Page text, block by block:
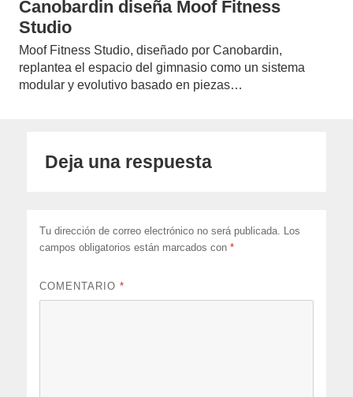
Canobardin diseña Moof Fitness
Studio
Moof Fitness Studio, diseñado por Canobardin,
replantea el espacio del gimnasio como un sistema
modular y evolutivo basado en piezas…
Deja una respuesta
Tu dirección de correo electrónico no será publicada.
Los
campos obligatorios están marcados con*
COMENTARIO*